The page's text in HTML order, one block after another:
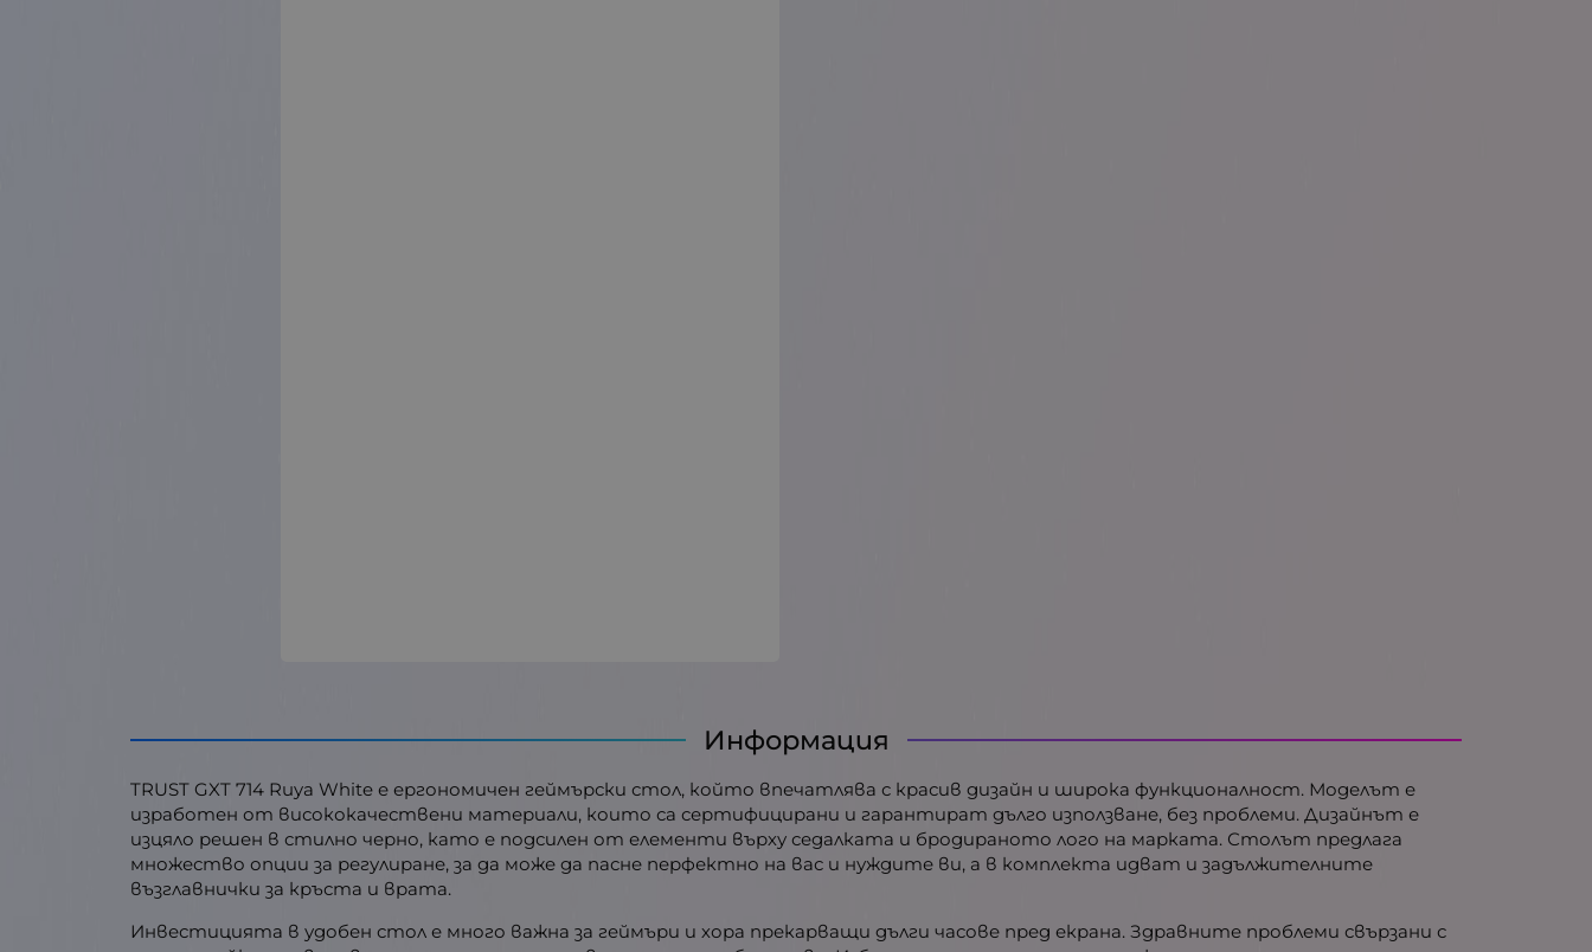
Информация
TRUST GXT 714 Ruya White е ергономичен геймърски стол, който впечатлява с красив дизайн и широка функционалност. Моделът е
изработен от висококачествени материали, които са сертифицирани и гарантират дълго използване, без проблеми. Дизайнът е
изцяло решен в стилно черно, като е подсилен от елементи върху седалката и бродираното лого на марката. Столът предлага
множество опции за регулиране, за да може да пасне перфектно на вас и нуждите ви, а в комплекта идват и задължителните
възглавнички за кръста и врата.
Инвестицията в удобен стол е много важна за геймъри и хора прекарващи дълги часове пред екрана. Здравните проблеми свързани с